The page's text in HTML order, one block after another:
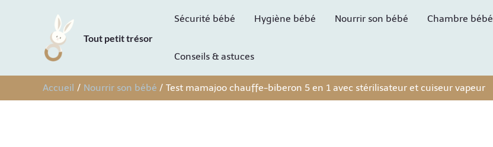
Tout petit trésor
Sécurité bébé Hygiène bébé Nourrir son bébé Chambre bébé
Conseils & astuces
Accueil Nourrir son bébé Test mamajoo chauffe-biberon 5 en 1 avec stérilisateur et cuiseur vapeur